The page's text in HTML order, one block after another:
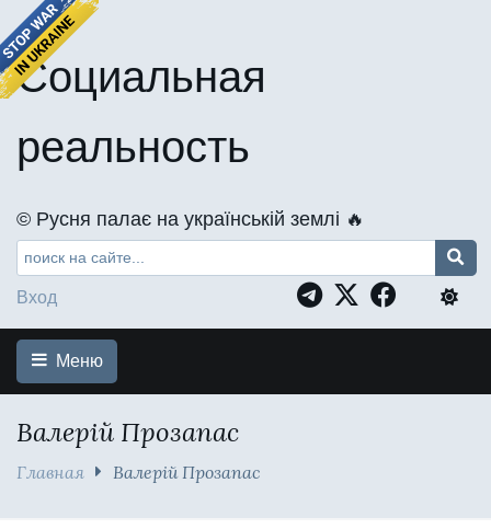
Социальная
реальность
©️ Русня палає на українській землі 🔥
Вход
Меню
Валерій Прозапас
Главная Валерій Прозапас